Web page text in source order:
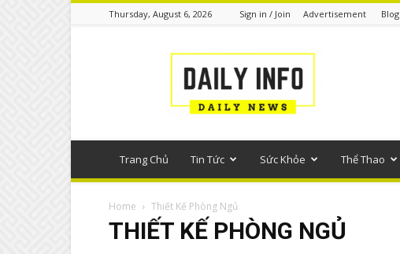
Thursday, August 6, 2026 Sign in / Join Advertisement Blog
thông
Trang Chủ Tin Tức Sức Khỏe Thể Thao
Home Thiết Kế Phòng Ngủ
THIẾT KẾ PHÒNG NGỦ